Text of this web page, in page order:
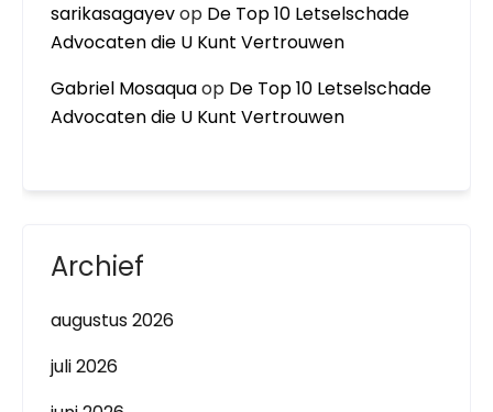
sarikasagayevop De Top 10 Letselschade
Advocaten die U Kunt Vertrouwen
Gabriel Mosaquaop De Top 10 Letselschade
Advocaten die U Kunt Vertrouwen
Archief
augustus 2026
juli 2026